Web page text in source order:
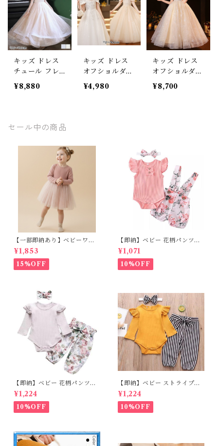
表会 バレエ 子
ども服 女の子
フォーマル フ
ェミニン シャ
ンパンカラー 1
00 110 120 13
0 140 150cm
表会 子ども服
女の子 フォー
マル フェミニ
ン ピンク シャ
レッド ブルー 1
20 130 140 15
0 160cm
ノ 発表会 子ど
も服 女の子 フ
ォーマル フェ
ミニン シャン
パンカラー 110
120 130 140 15
0 160cm
キッズ ドレス
チュール フレ
ア フリル プリ
ンセス オフシ
ズ ピアノ 発表
会 子ども服 女
ル フェミニン
シャンパンカラ
ー グレー 100
110 120 130 14
0 150 160cm
¥8,880
キッズ ドレス
オフショルダー
チュール フレ
ア プリンセス
ャンパンカラー
ホワイト 110 1
¥4,980
キッズ ドレス
オフショルダー
チュール フレ
ア フリル プリ
ニン シャンパ
ンカラー 110 1
20 130 140 15
0 160cm
¥8,700
セール中の商品
【一部即納あり】ベビーワン
ピース 星柄ラメ チュール ベビ
ー服 写真撮影 子供服 フリル
チュール 女の子 秋冬 春服 セ
レモニードレス 新生児 お宮参
0 80 90 100 110cm
¥1,853
15%OFF
【即納】ベビー 花柄パンツ&
フリルロンパースset＋ヘッド
バンド 3点セット☆女の子 フ
ェミニン 90㎝
¥1,071
10%OFF
【即納】ベビー 花柄パンツ&
ロンパースset＋ヘッドバンド
3点セット☆女の子 フェミニン
80cm
¥1,224
10%OFF
【即納】ベビー ストライプパ
ンツ&フリルロンパースset＋
ヘッドバンド 3点セット☆女の
子 マニッシュ 80㎝
¥1,224
10%OFF